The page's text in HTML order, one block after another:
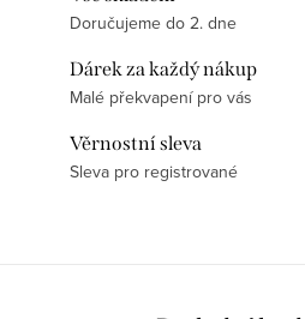
Doručujeme do 2. dne
Dárek za každý nákup
Malé překvapení pro vás
Věrnostní sleva
Sleva pro registrované